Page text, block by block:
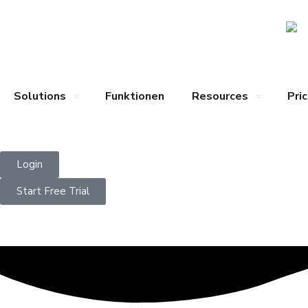
Solutions Funktionen Resources
Login
Start Free Trial